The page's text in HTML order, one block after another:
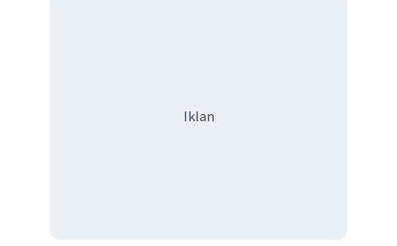
Iklan